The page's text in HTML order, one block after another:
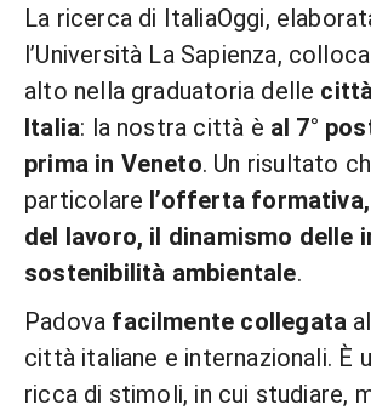
La ricerca di ItaliaOggi,
l’Università La Sapienza,
alto nella graduatoria delle
Italia: la nostra città è al 7°
prima in Veneto. Un risultato
particolare l’offerta
del lavoro, il dinamismo delle
sostenibilità ambientale.
Padova facilmente collegata
città italiane e internazionali. È
ricca di stimoli, in cui studiare,